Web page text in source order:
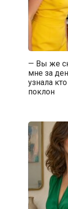
— Вы же
мне за
узнала
поклон